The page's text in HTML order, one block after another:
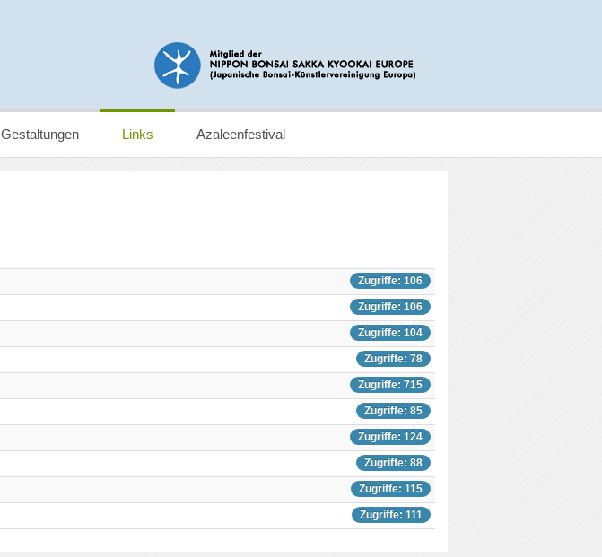
Gestaltungen Links Azaleenfestival
Zugriffe: 106
Zugriffe: 106
Zugriffe: 104
Zugriffe: 78
Zugriffe: 715
Zugriffe: 85
Zugriffe: 124
Zugriffe: 88
Zugriffe: 115
Zugriffe: 111